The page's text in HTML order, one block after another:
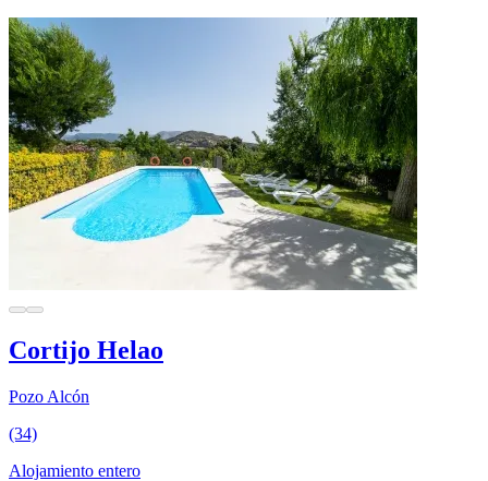
Cortijo Helao
Pozo Alcón
(34)
Alojamiento entero